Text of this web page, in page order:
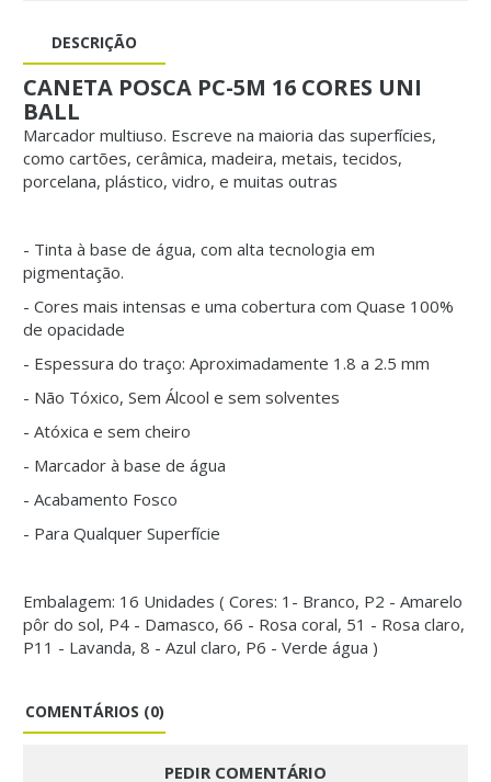
DESCRIÇÃO
CANETA POSCA PC-5M 16 CORES UNI
BALL
Marcador multiuso. Escreve na maioria das superfícies,
como cartões, cerâmica, madeira, metais, tecidos,
porcelana, plástico, vidro, e muitas outras
- Tinta à base de água, com alta tecnologia em
pigmentação.
- Cores mais intensas e uma cobertura com Quase 100%
de opacidade
- Espessura do traço: Aproximadamente 1.8 a 2.5 mm
- Não Tóxico, Sem Álcool e sem solventes
- Atóxica e sem cheiro
- Marcador à base de água
- Acabamento Fosco
- Para Qualquer Superfície
Embalagem: 16 Unidades ( Cores: 1- Branco, P2 - Amarelo
pôr do sol, P4 - Damasco, 66 - Rosa coral, 51 - Rosa claro,
P11 - Lavanda, 8 - Azul claro, P6 - Verde água )
COMENTÁRIOS (0)
PEDIR COMENTÁRIO